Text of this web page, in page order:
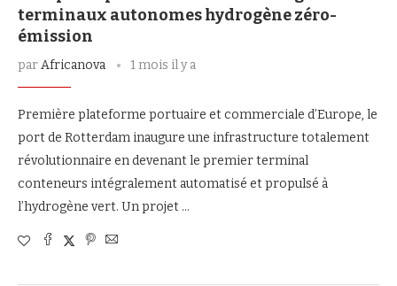
terminaux autonomes hydrogène zéro-
émission
parAfricanova 1 mois il y a
Première plateforme portuaire et commerciale d’Europe, le
port de Rotterdam inaugure une infrastructure totalement
révolutionnaire en devenant le premier terminal
conteneurs intégralement automatisé et propulsé à
l’hydrogène vert. Un projet …